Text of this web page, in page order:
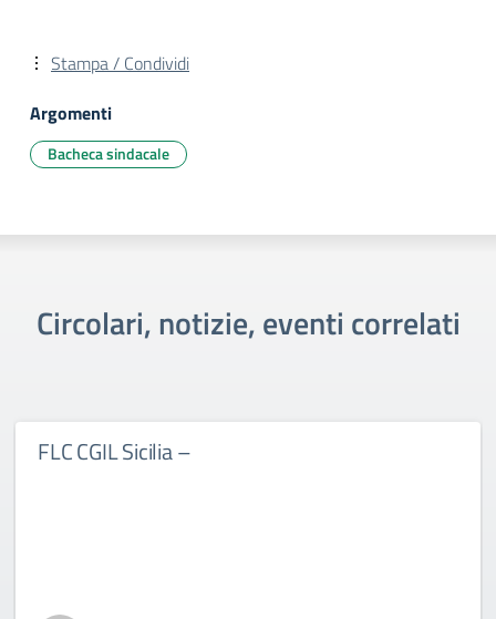
Stampa / Condividi
Argomenti
Bacheca sindacale
Circolari, notizie, eventi correlati
FLC CGIL Sicilia –